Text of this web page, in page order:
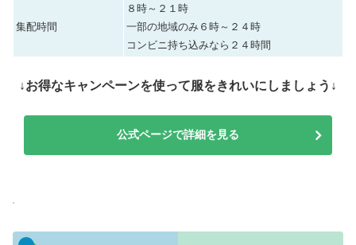
集配時間
８時～２１時
一部の地域のみ６時～２４時
コンビニ持ち込みなら２４時間
↓お得なキャンペーンを使って服をきれいにしましょう↓
公式ページで詳細を見る